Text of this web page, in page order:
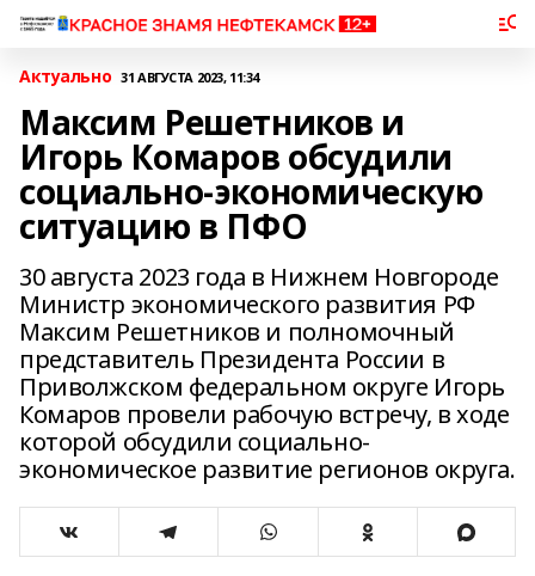
Актуально 31 АВГУСТА 2023, 11:34
Максим Решетников и
Игорь Комаров обсудили
социально-экономическую
ситуацию в ПФО
30 августа 2023 года в Нижнем Новгороде
Министр экономического развития РФ
Максим Решетников и полномочный
представитель Президента России в
Приволжском федеральном округе Игорь
Комаров провели рабочую встречу, в ходе
которой обсудили социально-
экономическое развитие регионов округа.